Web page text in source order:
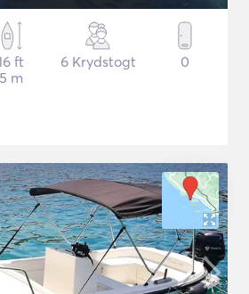
ft
5 m
6 Krydstogt 0